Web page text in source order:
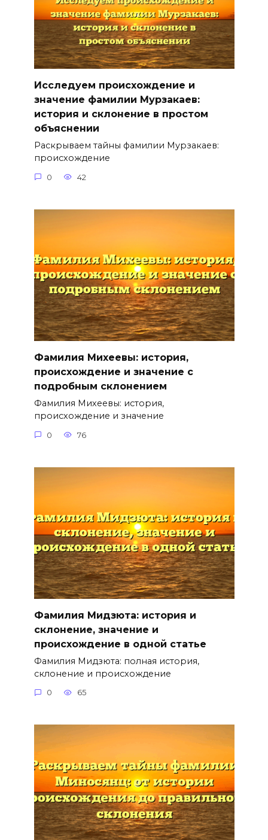
Исследуем происхождение и
значение фамилии Мурзакаев:
история и склонение в простом
объяснении
Раскрываем тайны фамилии Мурзакаев:
происхождение
0 42
Фамилия Михеевы: история,
происхождение и значение с
подробным склонением
Фамилия Михеевы: история,
происхождение и значение
0 76
Фамилия Мидзюта: история и
склонение, значение и
происхождение в одной статье
Фамилия Мидзюта: полная история,
склонение и происхождение
0 65